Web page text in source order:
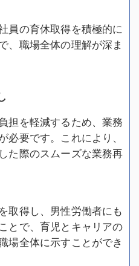
員の育休取得を積極的に
、職場全体の理解が深ま
担を軽減するため、業務
必要です。これにより、
た際のスムーズな業務再
取得し、男性労働者にも
とで、育児とキャリアの
場全体に示すことができ